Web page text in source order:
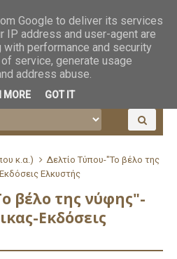
κ.α.)
Δελτίο Τύπου-"Το βέλο της
Ελκυστής
βέλο της νύφης"-
Εκδόσεις
Google to deliver its services
IP address and user-agent are
with performance and security
service, generate usage
address abuse.
MORE GOT IT